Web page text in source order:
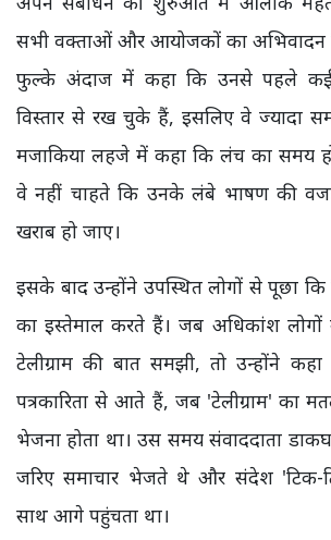
सभी वक्ताओं और आयोजकों का अभिवादन
फुल्के अंदाज में कहा कि उनसे पहले कई
विस्तार से रख चुके हैं, इसलिए वे ज्यादा
मजाकिया लहजे में कहा कि लंच का समय
वे नहीं चाहते कि उनके लंबे भाषण की
खराब हो जाए।
इसके बाद उन्होंने उपस्थित लोगों से पूछा कि
का इस्तेमाल करते हैं। जब अधिकांश लोगों
टेलीग्राम की बात समझी, तो उन्होंने
पत्रकारिता से आते हैं, जब 'टेलीग्राम' का
भेजना होता था। उस समय संवाददाता
जरिए समाचार भेजते थे और संदेश
साथ आगे पहुंचता था।